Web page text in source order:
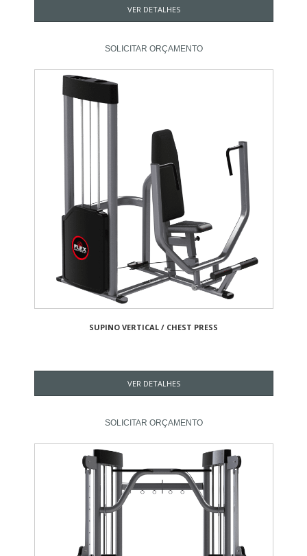
VER DETALHES
SOLICITAR ORÇAMENTO
SUPINO VERTICAL / CHEST PRESS
VER DETALHES
SOLICITAR ORÇAMENTO